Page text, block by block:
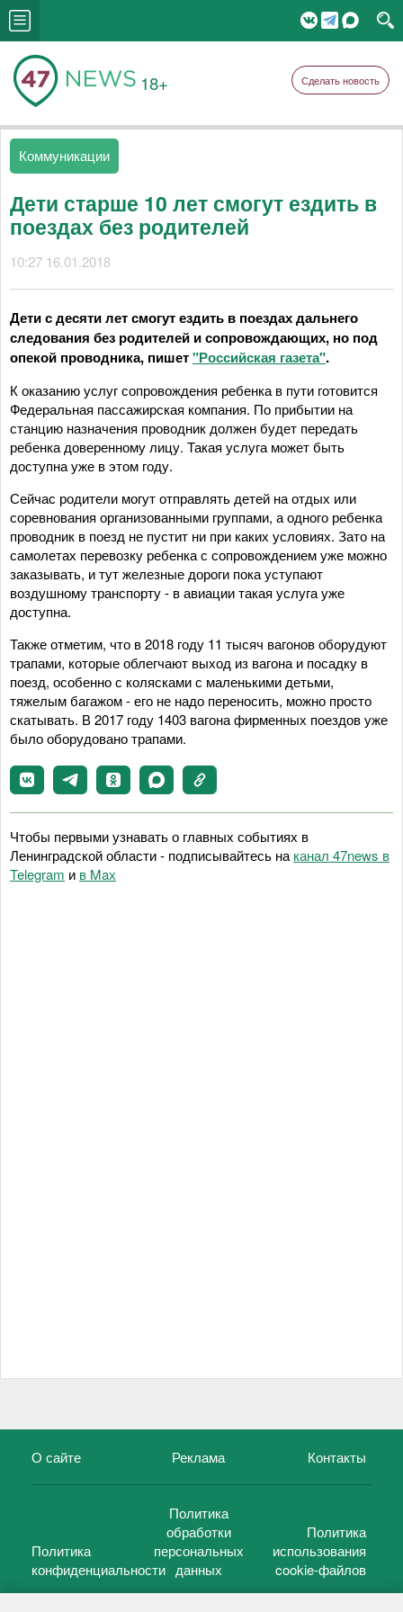
18+ Сделать новость
Коммуникации
Дети старше 10 лет смогут ездить в
поездах без родителей
10:27 16.01.2018
Дети с десяти лет смогут ездить в поездах дальнего
следования без родителей и сопровождающих, но под
опекой проводника, пишет"Российская газета".
К оказанию услуг сопровождения ребенка в пути готовится
Федеральная пассажирская компания. По прибытии на
станцию назначения проводник должен будет передать
ребенка доверенному лицу. Такая услуга может быть
доступна уже в этом году.
Сейчас родители могут отправлять детей на отдых или
соревнования организованными группами, а одного ребенка
проводник в поезд не пустит ни при каких условиях. Зато на
самолетах перевозку ребенка с сопровождением уже можно
заказывать, и тут железные дороги пока уступают
воздушному транспорту - в авиации такая услуга уже
доступна.
Также отметим, что в 2018 году 11 тысяч вагонов оборудуют
трапами, которые облегчают выход из вагона и посадку в
поезд, особенно с колясками с маленькими детьми,
тяжелым багажом - его не надо переносить, можно просто
скатывать. В 2017 году 1403 вагона фирменных поездов уже
было оборудовано трапами.
Чтобы первыми узнавать о главных событиях в
Ленинградской области - подписывайтесь на канал 47news в
Telegram и в Maх
О сайте Реклама Контакты
Политика
конфиденциальности
Политика
обработки
персональных
данных
Политика
использования
cookie-файлов